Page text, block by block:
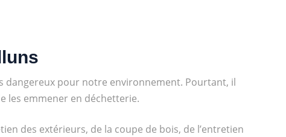
dangereux pour notre environnement. Pourtant, il
les emmener en déchetterie.
des extérieurs, de la coupe de bois, de l’entretien